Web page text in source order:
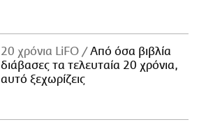
20 χρόνια LiFO
Από όσα βιβλία
διάβασες τα τελευταία 20 χρόνια,
αυτό ξεχωρίζεις